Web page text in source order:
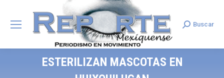
Search:
Buscar
ESTERILIZAN MASCOTAS EN